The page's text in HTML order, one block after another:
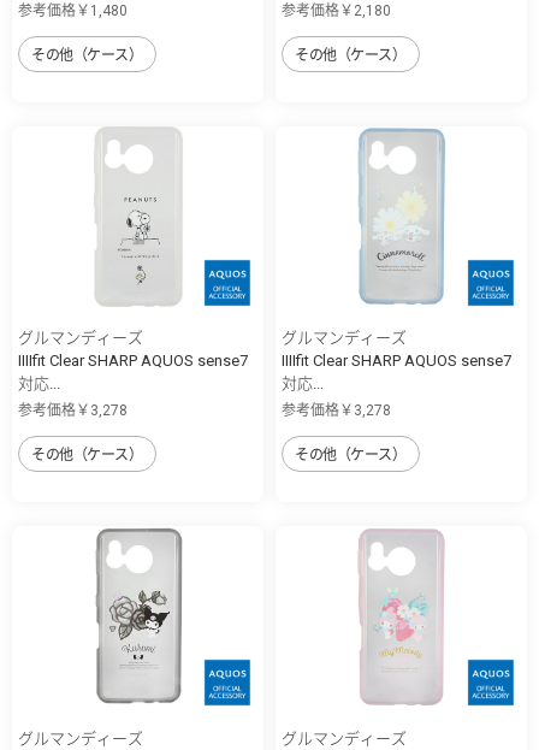
参考価格￥1,480
その他（ケース）
参考価格￥2,180
その他（ケース）
グルマンディーズ
IIIIfit Clear SHARP AQUOS sense7
対応...
参考価格￥3,278
その他（ケース）
グルマンディーズ
IIIIfit Clear SHARP AQUOS sense7
対応...
参考価格￥3,278
その他（ケース）
グルマンディーズ
グルマンディーズ